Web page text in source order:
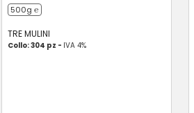
500g ℮
TRE MULINI
Collo: 304 pz - IVA 4%